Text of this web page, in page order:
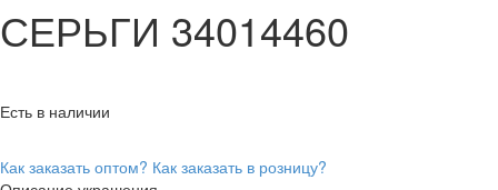
СЕРЬГИ 34014460
Есть в наличии
Как заказать оптом? Как заказать в розницу?